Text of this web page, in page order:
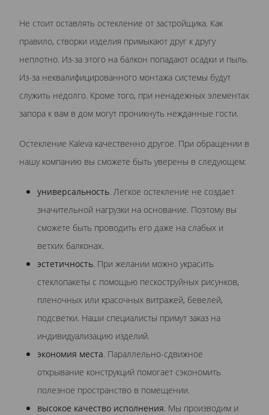
Не стоит оставлять остекление от застройщика. Как
правило, створки изделия примыкают друг к другу
неплотно. Из-за этого на балкон попадают осадки и пыль.
Из-за неквалифицированного монтажа системы будут
служить недолго. Кроме того, при ненадежных элементах
запора к вам в дом могут проникнуть нежданные гости.
Остекление Kaleva качественно другое. При обращении в
нашу компанию вы сможете быть уверены в следующем:
универсальность. Легкое остекление не создает
значительной нагрузки на основание. Поэтому вы
сможете быть проводить его даже на слабых и
ветхих балконах.
эстетичность. При желании можно украсить
стеклопакеты с помощью пескоструйных рисунков,
пленочных или красочных витражей, бевелей,
подсветки. Наши специалисты примут заказ на
индивидуализацию изделий.
экономия места. Параллельно-сдвижное
открывание конструкций помогает сэкономить
полезное пространство в помещении.
высокое качество исполнения. Мы производим и